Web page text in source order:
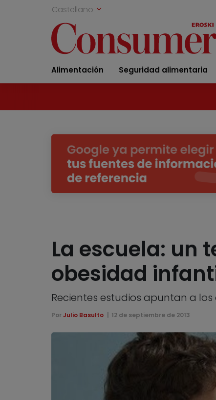
Castellano
Alimentación Seguridad alimentaria
La escuela: un
obesidad
Recientes estudios apuntan a
Por Julio Basulto 12 de septiembre de 2013